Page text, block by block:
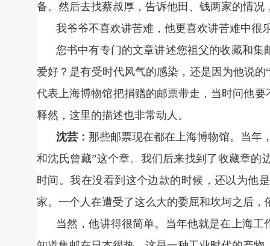
备。然后去找蔡叔厚，告诉他田、钱两家的情况
我爷爷不喜欢讲苦难，他更喜欢讲苦难中很
您书中有专门的文章讲述您祖父的收藏和
爱好？是有受时代风气的感染，还是因为他说
代表上海博物馆把捐赠的邮票带走，当时问他
释然，这里的描述也非常动人。
沈芸： 那些邮票现在都在上海博物馆。当年
和沈氏曾藏”这个章。我们后来找到了收藏章的
时间。我在没看到这个边款的时候，还以为他
家。一个人在遭受了这么大的委屈和坎坷之后
当然，他讲得很简单。当年他就是在上海